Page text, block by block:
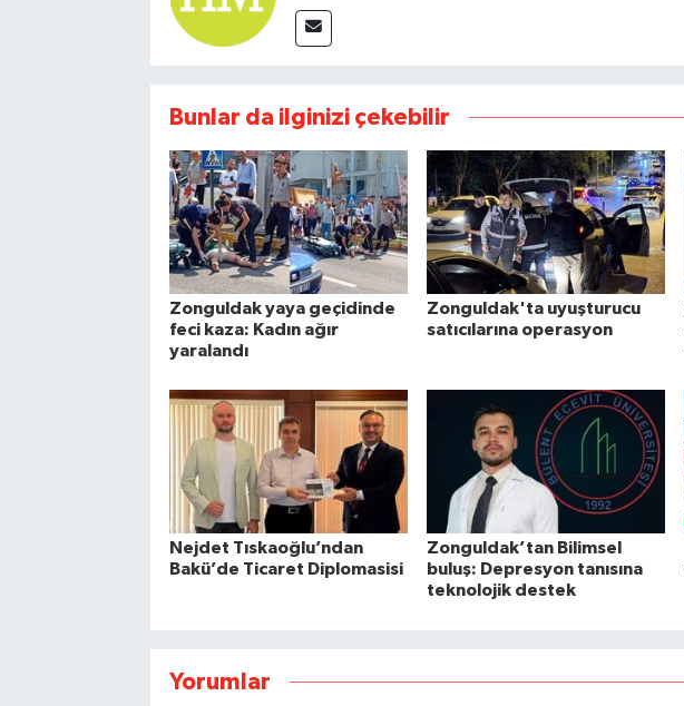
Bunlar da ilginizi çekebilir
Zonguldak yaya geçidinde
feci kaza: Kadın ağır
yaralandı
Zonguldak'ta uyuşturucu
satıcılarına operasyon
Nejdet Tıskaoğlu’ndan
Bakü’de Ticaret Diplomasisi
Zonguldak’tan Bilimsel
buluş: Depresyon tanısına
teknolojik destek
Yorumlar